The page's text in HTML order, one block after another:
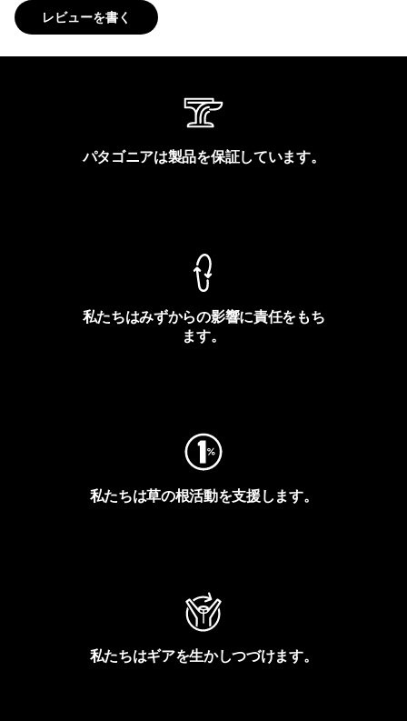
レビューを書く
パタゴニアは製品を保証しています。
私たちはみずからの影響に責任をもち
ます。
私たちは草の根活動を支援します。
私たちはギアを生かしつづけます。